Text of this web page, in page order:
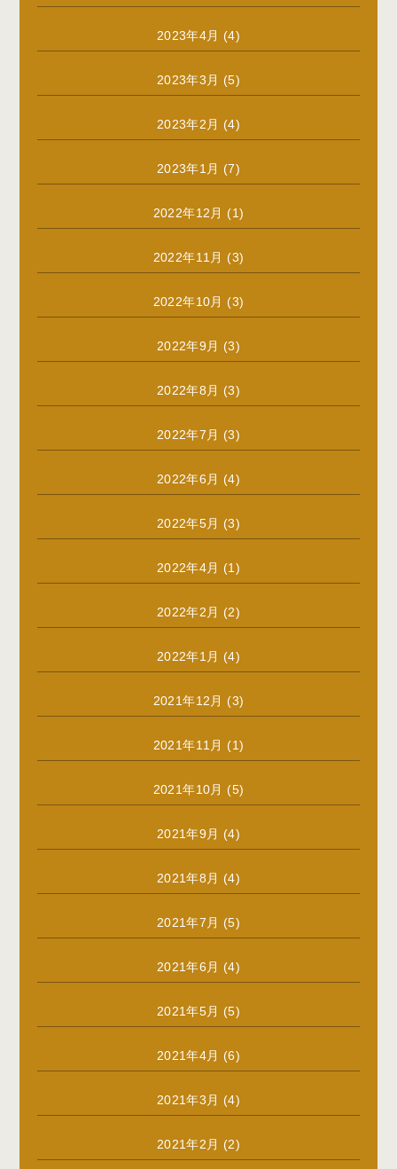
2023年4月 (4)
2023年3月 (5)
2023年2月 (4)
2023年1月 (7)
2022年12月 (1)
2022年11月 (3)
2022年10月 (3)
2022年9月 (3)
2022年8月 (3)
2022年7月 (3)
2022年6月 (4)
2022年5月 (3)
2022年4月 (1)
2022年2月 (2)
2022年1月 (4)
2021年12月 (3)
2021年11月 (1)
2021年10月 (5)
2021年9月 (4)
2021年8月 (4)
2021年7月 (5)
2021年6月 (4)
2021年5月 (5)
2021年4月 (6)
2021年3月 (4)
2021年2月 (2)